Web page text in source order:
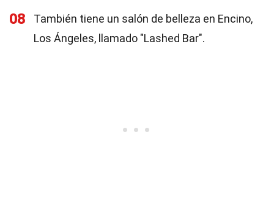
08
También tiene un salón de belleza en Encino,
Los Ángeles, llamado "Lashed Bar".